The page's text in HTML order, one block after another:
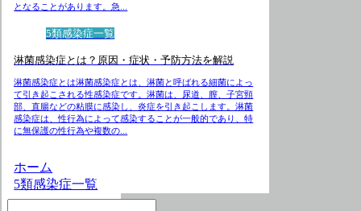
となることがあります。急...
5類感染症一覧
淋菌感染症とは？原因・症状・予防方法を解説
淋菌感染症とは淋菌感染症とは、淋菌と呼ばれる細菌によっ
て引き起こされる性感染症です。淋菌は、尿道、膣、子宮頸
部、直腸などの粘膜に感染し、炎症を引き起こします。淋菌
感染症は、性行為によって感染することが一般的であり、特
に無保護の性行為や複数の...
ホーム
5類感染症一覧